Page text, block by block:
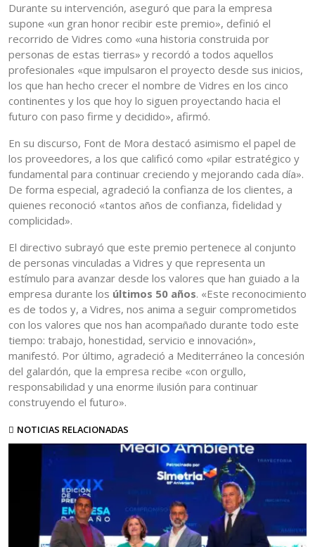
Durante su intervención, aseguró que para la empresa
supone «un gran honor recibir este premio», definió el
recorrido de Vidres como «una historia construida por
personas de estas tierras» y recordó a todos aquellos
profesionales «que impulsaron el proyecto desde sus inicios,
los que han hecho crecer el nombre de Vidres en los cinco
continentes y los que hoy lo siguen proyectando hacia el
futuro con paso firme y decidido», afirmó.
En su discurso, Font de Mora destacó asimismo el papel de
los proveedores, a los que calificó como «pilar estratégico y
fundamental para continuar creciendo y mejorando cada día».
De forma especial, agradeció la confianza de los clientes, a
quienes reconoció «tantos años de confianza, fidelidad y
complicidad».
El directivo subrayó que este premio pertenece al conjunto
de personas vinculadas a Vidres y que representa un
estímulo para avanzar desde los valores que han guiado a la
empresa durante los últimos 50 años. «Este reconocimiento
es de todos y, a Vidres, nos anima a seguir comprometidos
con los valores que nos han acompañado durante todo este
tiempo: trabajo, honestidad, servicio e innovación»,
manifestó. Por último, agradeció a Mediterráneo la concesión
del galardón, que la empresa recibe «con orgullo,
responsabilidad y una enorme ilusión para continuar
construyendo el futuro».
NOTICIAS RELACIONADAS